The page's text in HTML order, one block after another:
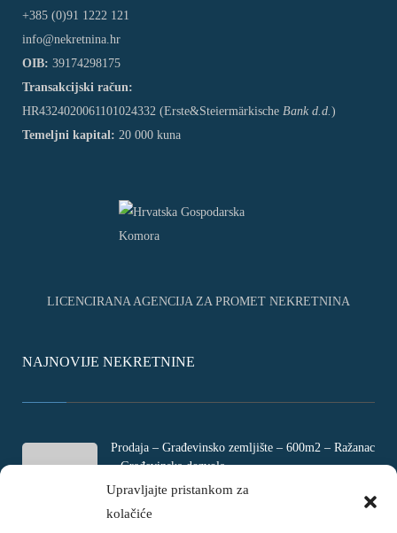
Upravljajte pristankom za
kolačiće
+385 (0)91 1222 121
info@nekretnina.hr
OIB: 39174298175
Transakcijski račun:
HR4324020061101024332 (Erste&Steiermärkische Bank d.d.)
Temeljni kapital: 20 000 kuna
LICENCIRANA AGENCIJA ZA PROMET NEKRETNINA
NAJNOVIJE NEKRETNINE
Prodaja – Građevinsko zemljište – 600m2 – Ražanac
– Građevinska dozvola
Rtina, Croatia
€ 180.000